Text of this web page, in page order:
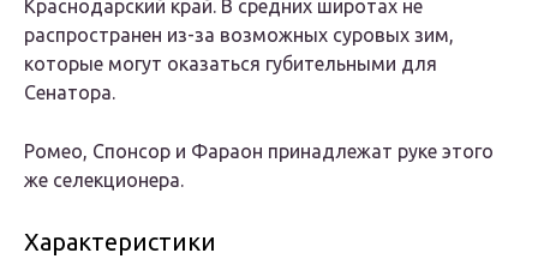
Краснодарский край. В средних широтах не
распространен из-за возможных суровых зим,
которые могут оказаться губительными для
Сенатора.
Ромео, Спонсор и Фараон принадлежат руке этого
же селекционера.
Характеристики